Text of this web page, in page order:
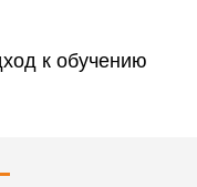
к обучению